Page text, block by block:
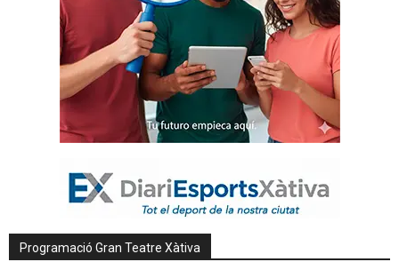
Programació Gran Teatre Xàtiva